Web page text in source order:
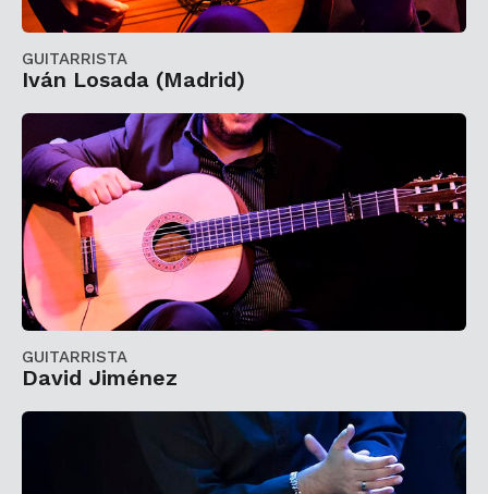
GUITARRISTA
Iván Losada (Madrid)
GUITARRISTA
David Jiménez